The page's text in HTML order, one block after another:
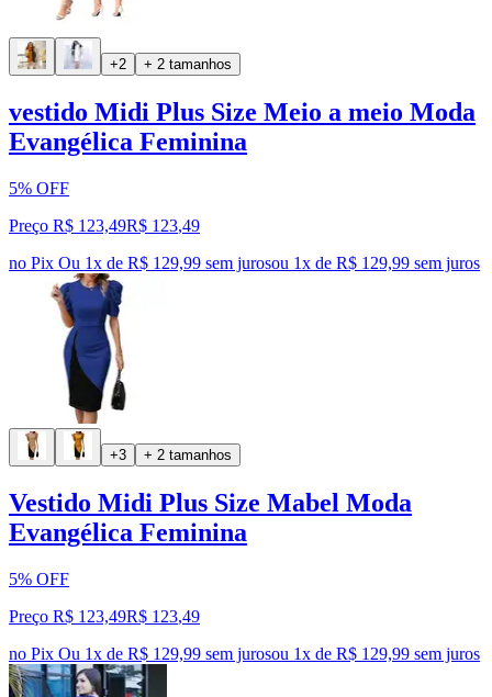
+2 + 2 tamanhos
vestido Midi Plus Size Meio a meio Moda
Evangélica Feminina
5% OFF
Preço R$ 123,49R$ 123,49
no Pix Ou 1x de R$ 129,99 sem jurosou 1x de R$ 129,99 sem juros
+3 + 2 tamanhos
Vestido Midi Plus Size Mabel Moda
Evangélica Feminina
5% OFF
Preço R$ 123,49R$ 123,49
no Pix Ou 1x de R$ 129,99 sem jurosou 1x de R$ 129,99 sem juros